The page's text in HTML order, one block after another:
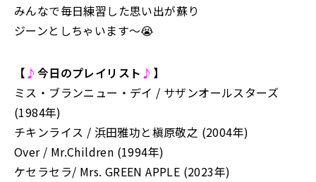
みんなで毎日練習した思い出が蘇り
ジーンとしちゃいます〜😭
【♪ 今日のプレイリスト ♪ 】
ミス・ブランニュー・デイ / サザンオールスターズ
(1984年)
チキンライス / 浜田雅功と槇原敬之 (2004年)
Over / Mr.Children (1994年)
ケセラセラ/ Mrs. GREEN APPLE (2023年)